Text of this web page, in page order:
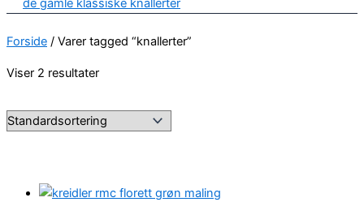
Forside / Varer tagged “knallerter”
Viser 2 resultater